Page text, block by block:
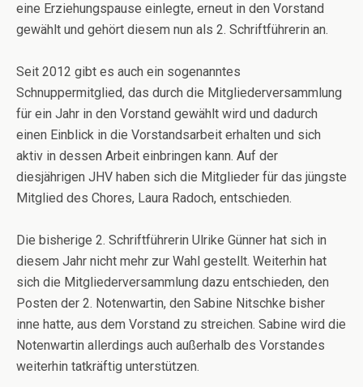
eine Erziehungspause einlegte, erneut in den Vorstand
gewählt und gehört diesem nun als 2. Schriftführerin an.
Seit 2012 gibt es auch ein sogenanntes
Schnuppermitglied, das durch die Mitgliederversammlung
für ein Jahr in den Vorstand gewählt wird und dadurch
einen Einblick in die Vorstandsarbeit erhalten und sich
aktiv in dessen Arbeit einbringen kann. Auf der
diesjährigen JHV haben sich die Mitglieder für das jüngste
Mitglied des Chores, Laura Radoch, entschieden.
Die bisherige 2. Schriftführerin Ulrike Günner hat sich in
diesem Jahr nicht mehr zur Wahl gestellt. Weiterhin hat
sich die Mitgliederversammlung dazu entschieden, den
Posten der 2. Notenwartin, den Sabine Nitschke bisher
inne hatte, aus dem Vorstand zu streichen. Sabine wird die
Notenwartin allerdings auch außerhalb des Vorstandes
weiterhin tatkräftig unterstützen.